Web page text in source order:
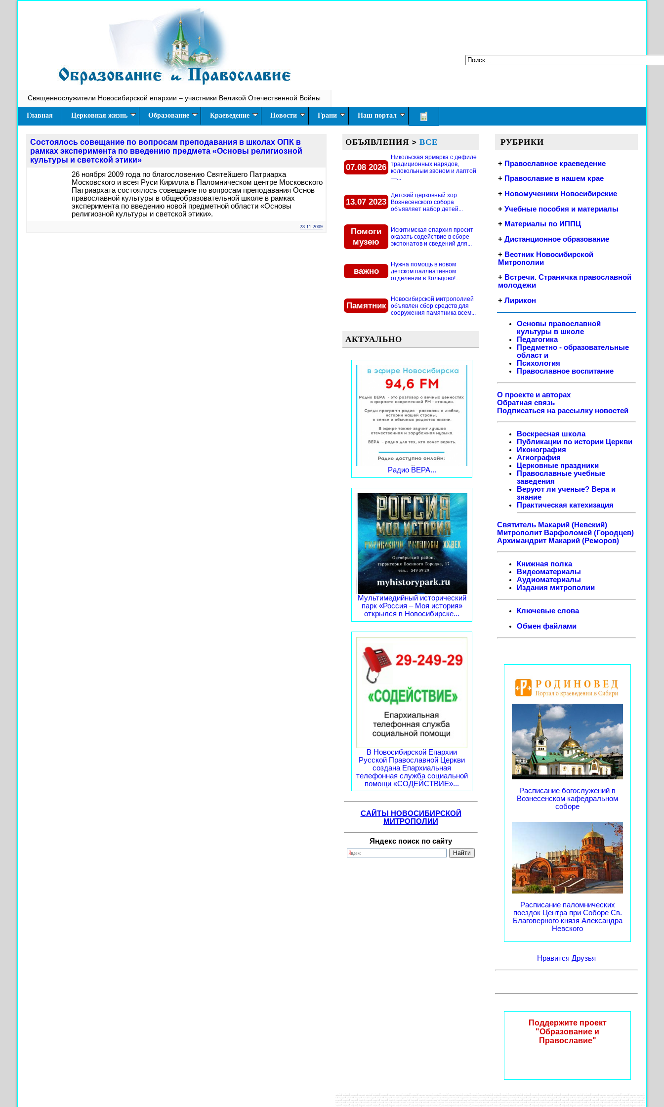
Священнослужители Новосибирской епархии – участники Великой Отечественной Войны
Главная Церковная жизнь Образование Краеведение Новости Грани Наш портал
Состоялось совещание по вопросам преподавания в школах ОПК в
рамках эксперимента по введению предмета «Основы религиозной
культуры и светской этики»
26 ноября 2009 года по благословению Святейшего Патриарха
Московского и всея Руси Кирилла в Паломническом центре Московского
Патриархата состоялось совещание по вопросам преподавания Основ
православной культуры в общеобразовательной школе в рамках
эксперимента по введению новой предметной области «Основы
религиозной культуры и светской этики».
28.11.2009
ОБЪЯВЛЕНИЯ > ВСЕ
07.08 2026
Никольская ярмарка с дефиле
традиционных нарядов,
колокольным звоном и лаптой
—...
13.07 2023
Детский церковный хор
Вознесенского собора
объявляет набор детей...
Помоги
музею
Искитимская епархия просит
оказать содействие в сборе
экспонатов и сведений для...
важно
Нужна помощь в новом
детском паллиативном
отделении в Кольцово!...
Памятник
Новосибирской митрополией
объявлен сбор средств для
сооружения памятника всем...
АКТУАЛЬНО
Радио ВЕРА...
Мультимедийный исторический
парк «Россия – Моя история»
открылся в Новосибирске...
В Новосибирской Епархии
Русской Православной Церкви
создана Епархиальная
телефонная служба социальной
помощи «СОДЕЙСТВИЕ»...
САЙТЫ НОВОСИБИРСКОЙ
МИТРОПОЛИИ
Яндекс поиск по сайту
РУБРИКИ
+ Православное краеведение
+ Православие в нашем крае
+ Новомученики Новосибирские
+ Учебные пособия и материалы
+ Материалы по ИППЦ
+ Дистанционное образование
+ Вестник Новосибирской
Митрополии
+ Встречи. Страничка православной
молодежи
+ Лирикон
Основы православной
культуры в школе
Педагогика
Предметно - образовательные
област и
Психология
Православное воспитание
О проекте и авторах
Обратная связь
Подписаться на рассылку новостей
Воскресная школа
Публикации по истории Церкви
Иконография
Агиография
Церковные праздники
Православные учебные
заведения
Веруют ли ученые? Вера и
знание
Практическая катехизация
Святитель Макарий (Невский)
Митрополит Варфоломей (Городцев)
Архимандрит Макарий (Реморов)
Книжная полка
Видеоматериалы
Аудиоматериалы
Издания митрополии
Ключевые слова
Обмен файлами
Расписание богослужений в
Вознесенском кафедральном
соборе
Расписание паломнических
поездок Центра при Соборе Св.
Благоверного князя Александра
Невского
Нравится Друзья
Поддержите проект
"Образование и
Православие"